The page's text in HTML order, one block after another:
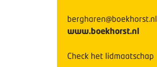
bergharen@boekhorst.nl
www.boekhorst.nl
Check het lidmaatschap